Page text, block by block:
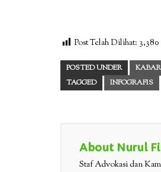
Post Telah Dilihat: 3,380
POSTED UNDER KABAR
TAGGED
INFOGRAFIS
About Nurul
Staf Advokasi dan